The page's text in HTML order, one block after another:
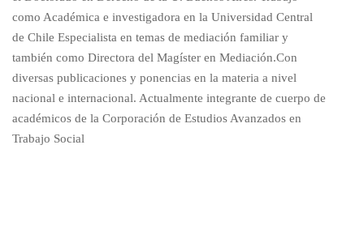
como Académica e investigadora en la Universidad Central
de Chile Especialista en temas de mediación familiar y
también como Directora del Magíster en Mediación.Con
diversas publicaciones y ponencias en la materia a nivel
nacional e internacional. Actualmente integrante de cuerpo de
académicos de la Corporación de Estudios Avanzados en
Trabajo Social